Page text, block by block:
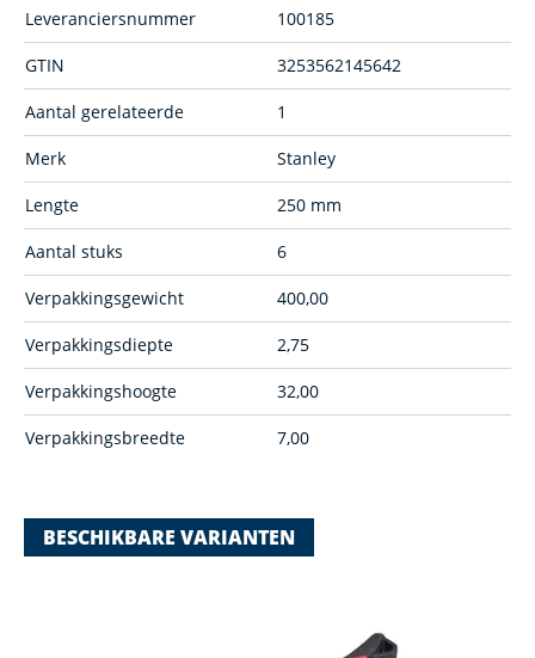
Leveranciersnummer 100185
GTIN 3253562145642
Aantal gerelateerde 1
Merk Stanley
Lengte 250 mm
Aantal stuks 6
Verpakkingsgewicht 400,00
Verpakkingsdiepte 2,75
Verpakkingshoogte 32,00
Verpakkingsbreedte 7,00
BESCHIKBARE VARIANTEN